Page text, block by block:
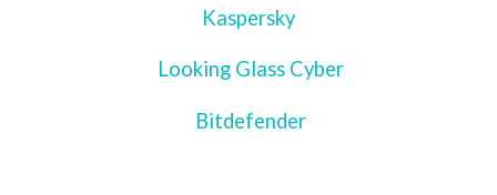
Kaspersky
Looking Glass Cyber
Bitdefender